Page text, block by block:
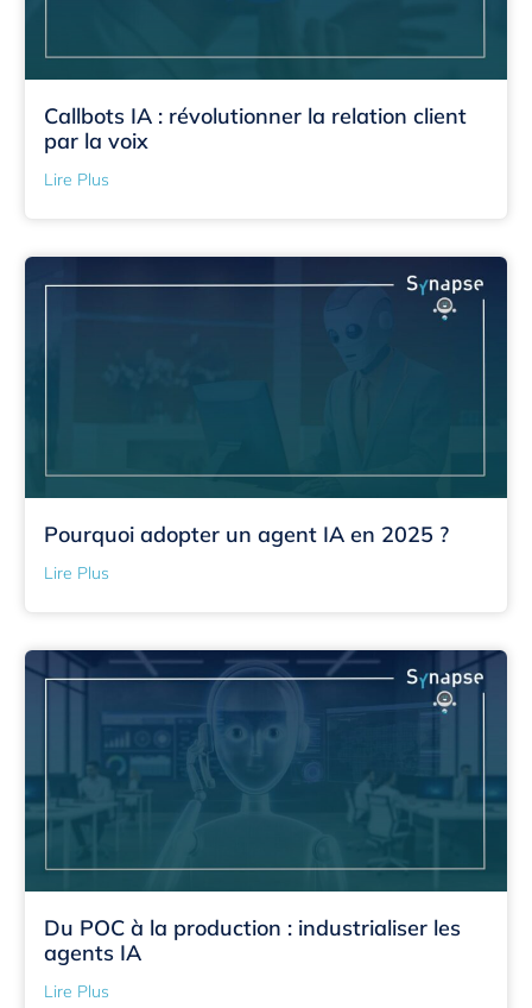
Callbots IA : révolutionner la relation client
par la voix
Lire Plus
Pourquoi adopter un agent IA en 2025 ?
Lire Plus
Du POC à la production : industrialiser les
agents IA
Lire Plus